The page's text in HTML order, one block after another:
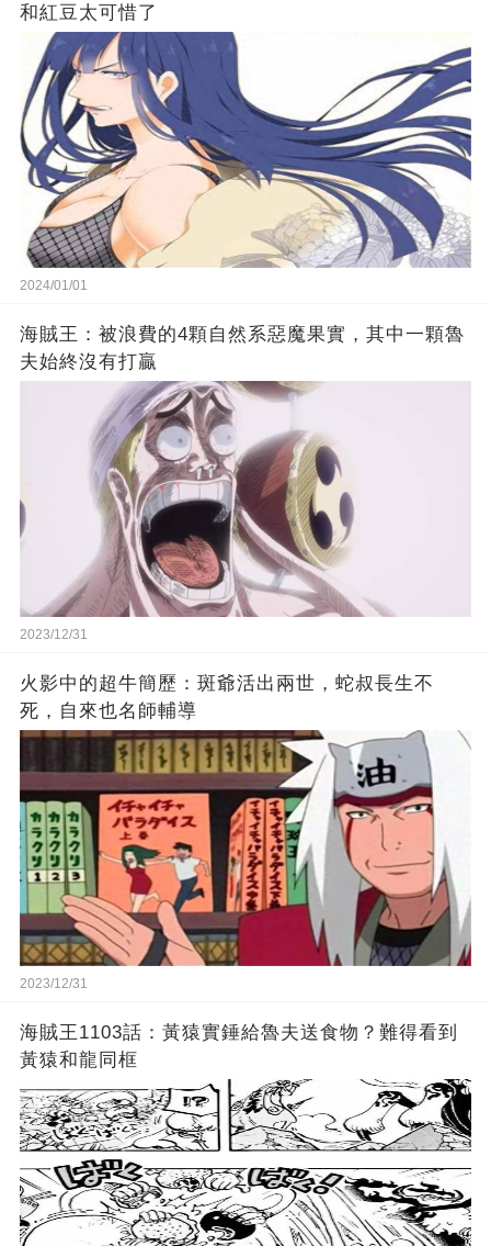
和紅豆太可惜了
2024/01/01
海賊王：被浪費的4顆自然系惡魔果實，其中一顆魯
夫始終沒有打贏
2023/12/31
火影中的超牛簡歷：斑爺活出兩世，蛇叔長生不
死，自來也名師輔導
2023/12/31
海賊王1103話：黃猿實錘給魯夫送食物？難得看到
黃猿和龍同框